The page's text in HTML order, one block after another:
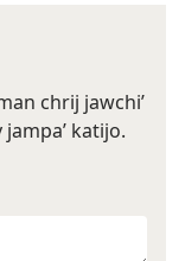
chrij jawchiʼ
jampaʼ katijo.